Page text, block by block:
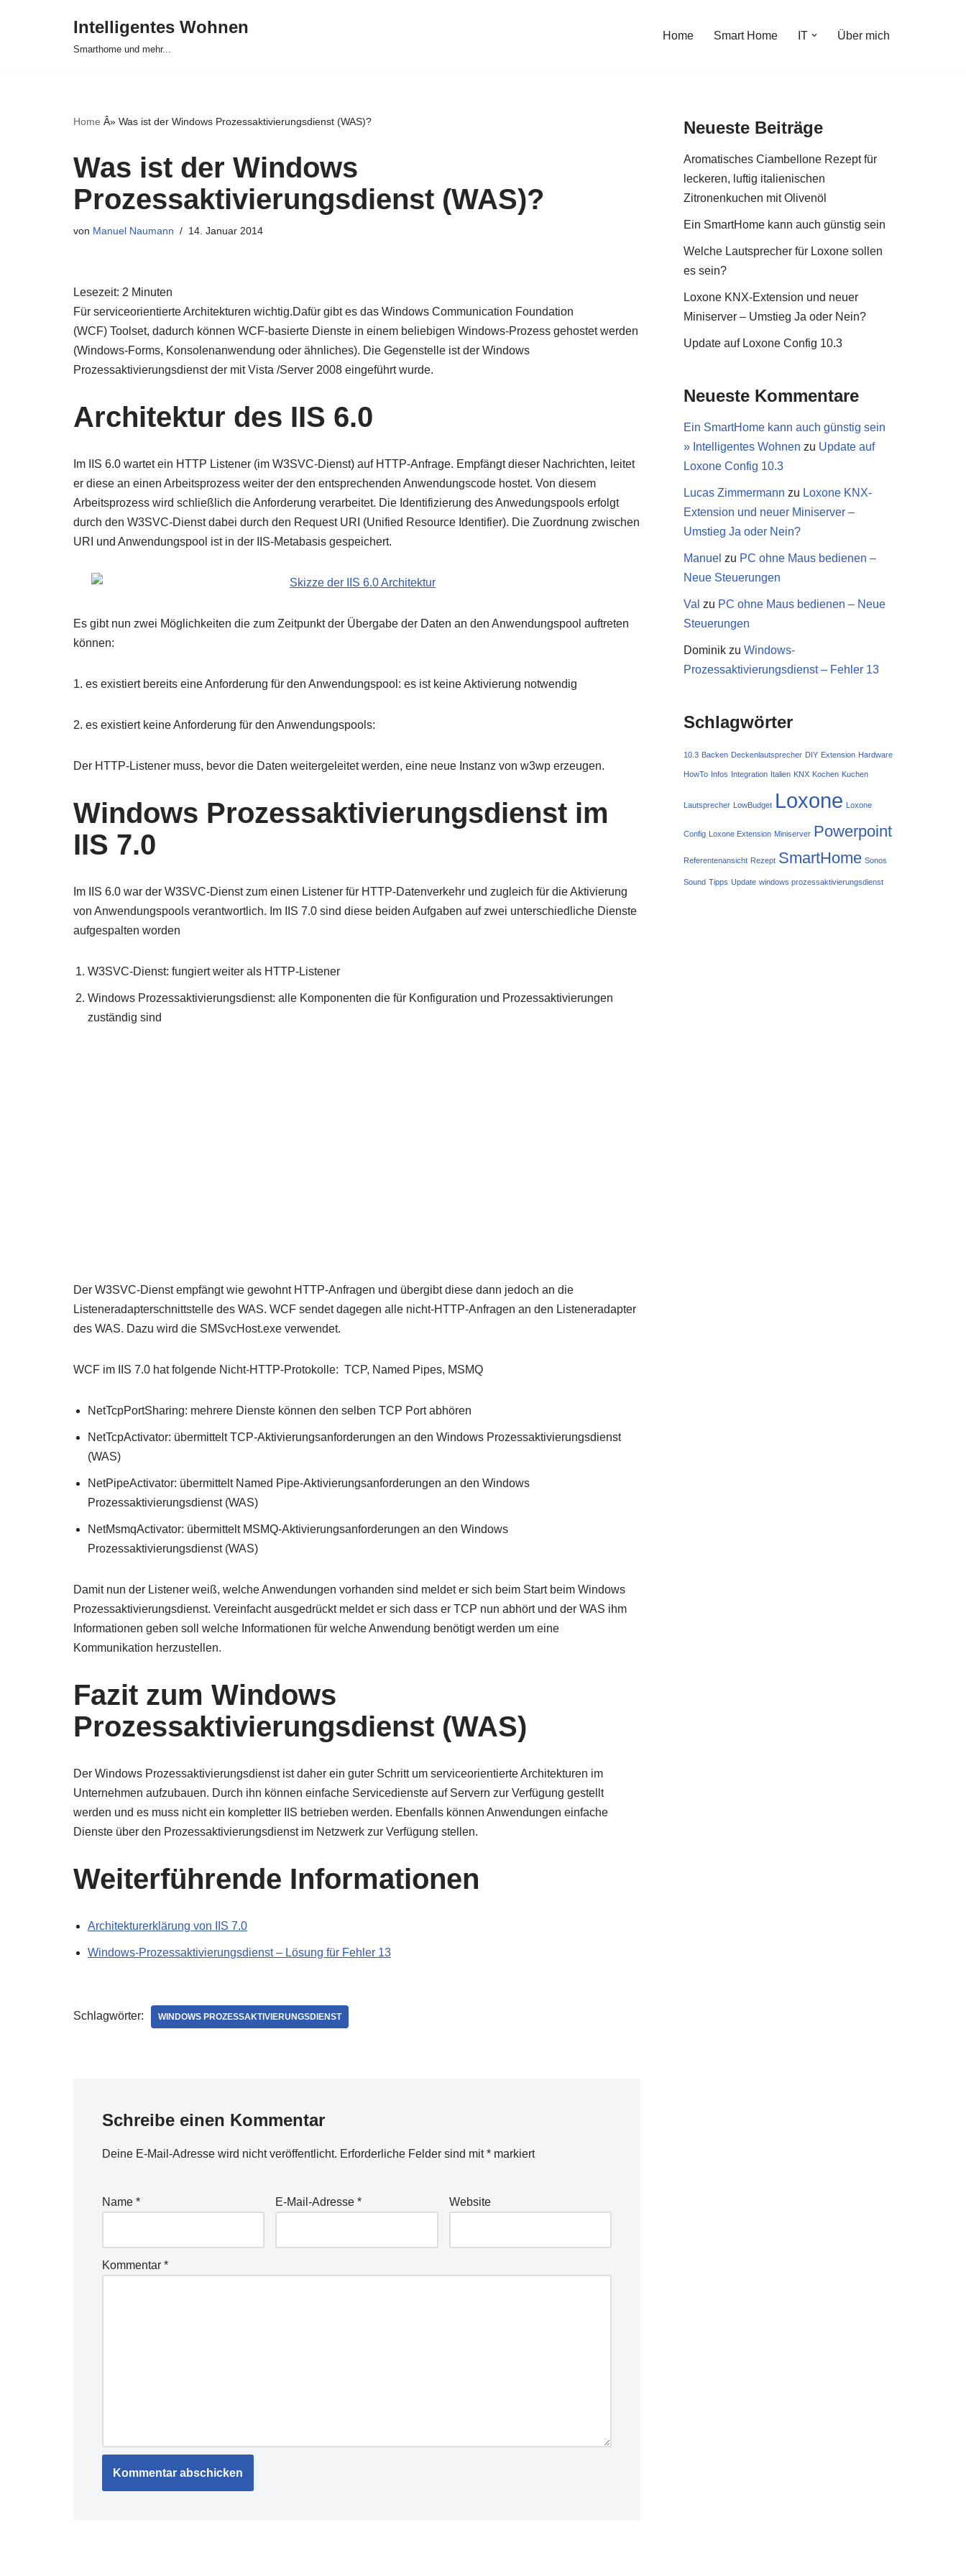
Intelligentes Wohnen
Smarthome und mehr...
Home Smart Home IT Über mich
Home Â» Was ist der Windows Prozessaktivierungsdienst (WAS)?
Was ist der Windows
Prozessaktivierungsdienst (WAS)?
von Manuel Naumann 14. Januar 2014
Lesezeit: 2 Minuten
Für serviceorientierte Architekturen wichtig.Dafür gibt es das Windows Communication Foundation
(WCF) Toolset, dadurch können WCF-basierte Dienste in einem beliebigen Windows-Prozess gehostet werden
(Windows-Forms, Konsolenanwendung oder ähnliches). Die Gegenstelle ist der Windows
Prozessaktivierungsdienst der mit Vista /Server 2008 eingeführt wurde.
Architektur des IIS 6.0
Im IIS 6.0 wartet ein HTTP Listener (im W3SVC-Dienst) auf HTTP-Anfrage. Empfängt dieser Nachrichten, leitet
er diese an einen Arbeitsprozess weiter der den entsprechenden Anwendungscode hostet. Von diesem
Arbeitsprozess wird schließlich die Anforderung verarbeitet. Die Identifizierung des Anwedungspools erfolgt
durch den W3SVC-Dienst dabei durch den Request URI (Unified Resource Identifier). Die Zuordnung zwischen
URI und Anwendungspool ist in der IIS-Metabasis gespeichert.
Es gibt nun zwei Möglichkeiten die zum Zeitpunkt der Übergabe der Daten an den Anwendungspool auftreten
können:
1. es existiert bereits eine Anforderung für den Anwendungspool: es ist keine Aktivierung notwendig
2. es existiert keine Anforderung für den Anwendungspools:
Der HTTP-Listener muss, bevor die Daten weitergeleitet werden, eine neue Instanz von w3wp erzeugen.
Windows Prozessaktivierungsdienst im
IIS 7.0
Im IIS 6.0 war der W3SVC-Dienst zum einen Listener für HTTP-Datenverkehr und zugleich für die Aktivierung
von Anwendungspools verantwortlich. Im IIS 7.0 sind diese beiden Aufgaben auf zwei unterschiedliche Dienste
aufgespalten worden
W3SVC-Dienst: fungiert weiter als HTTP-Listener
Windows Prozessaktivierungsdienst: alle Komponenten die für Konfiguration und Prozessaktivierungen
zuständig sind
Der W3SVC-Dienst empfängt wie gewohnt HTTP-Anfragen und übergibt diese dann jedoch an die
Listeneradapterschnittstelle des WAS. WCF sendet dagegen alle nicht-HTTP-Anfragen an den Listeneradapter
des WAS. Dazu wird die SMSvcHost.exe verwendet.
WCF im IIS 7.0 hat folgende Nicht-HTTP-Protokolle: TCP, Named Pipes, MSMQ
NetTcpPortSharing: mehrere Dienste können den selben TCP Port abhören
NetTcpActivator: übermittelt TCP-Aktivierungsanforderungen an den Windows Prozessaktivierungsdienst
(WAS)
NetPipeActivator: übermittelt Named Pipe-Aktivierungsanforderungen an den Windows
Prozessaktivierungsdienst (WAS)
NetMsmqActivator: übermittelt MSMQ-Aktivierungsanforderungen an den Windows
Prozessaktivierungsdienst (WAS)
Damit nun der Listener weiß, welche Anwendungen vorhanden sind meldet er sich beim Start beim Windows
Prozessaktivierungsdienst. Vereinfacht ausgedrückt meldet er sich dass er TCP nun abhört und der WAS ihm
Informationen geben soll welche Informationen für welche Anwendung benötigt werden um eine
Kommunikation herzustellen.
Fazit zum Windows
Prozessaktivierungsdienst (WAS)
Der Windows Prozessaktivierungsdienst ist daher ein guter Schritt um serviceorientierte Architekturen im
Unternehmen aufzubauen. Durch ihn können einfache Servicedienste auf Servern zur Verfügung gestellt
werden und es muss nicht ein kompletter IIS betrieben werden. Ebenfalls können Anwendungen einfache
Dienste über den Prozessaktivierungsdienst im Netzwerk zur Verfügung stellen.
Weiterführende Informationen
Architekturerklärung von IIS 7.0
Windows-Prozessaktivierungsdienst – Lösung für Fehler 13
Schlagwörter: WINDOWS PROZESSAKTIVIERUNGSDIENST
Schreibe einen Kommentar
Deine E-Mail-Adresse wird nicht veröffentlicht. Erforderliche Felder sind mit* markiert
Name * E-Mail-Adresse* Website
Kommentar *
Neueste Beiträge
Aromatisches Ciambellone Rezept für
leckeren, luftig italienischen
Zitronenkuchen mit Olivenöl
Ein SmartHome kann auch günstig sein
Welche Lautsprecher für Loxone sollen
es sein?
Loxone KNX-Extension und neuer
Miniserver – Umstieg Ja oder Nein?
Update auf Loxone Config 10.3
Neueste Kommentare
Ein SmartHome kann auch günstig sein
» Intelligentes Wohnen zu Update auf
Loxone Config 10.3
Lucas Zimmermann zu Loxone KNX-
Extension und neuer Miniserver –
Umstieg Ja oder Nein?
Manuel zu PC ohne Maus bedienen –
Neue Steuerungen
Val zu PC ohne Maus bedienen – Neue
Steuerungen
Dominik zu Windows-
Prozessaktivierungsdienst – Fehler 13
Schlagwörter
10.3 Backen Deckenlautsprecher DIY Extension Hardware
HowTo Infos Integration Italien KNX Kochen Kuchen
Lautsprecher LowBudget Loxone Loxone
Config Loxone Extension Miniserver Powerpoint
Referentenansicht Rezept SmartHome Sonos
Sound Tipps Update windows prozessaktivierungsdienst